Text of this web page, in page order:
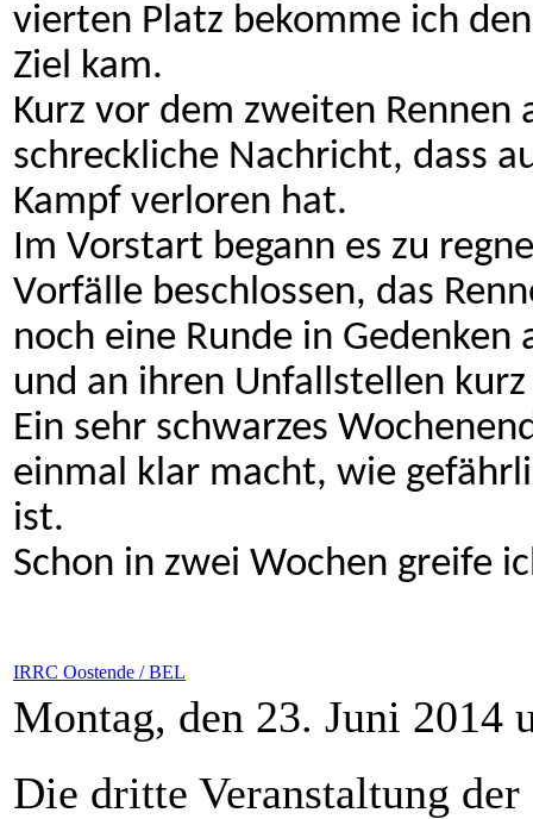
vierten Platz bekomme ich
Ziel kam.
Kurz vor dem zweiten
schreckliche Nachricht, dass
Kampf verloren hat.
Im Vorstart begann es zu
Vorfälle beschlossen, das
noch eine Runde in
und an ihren Unfallstellen
Ein sehr schwarzes
einmal klar macht, wie
ist.
Schon in zwei Wochen greife
IRRC Oostende / BEL
Montag, den 23. Juni 2014
Die dritte Veranstaltung